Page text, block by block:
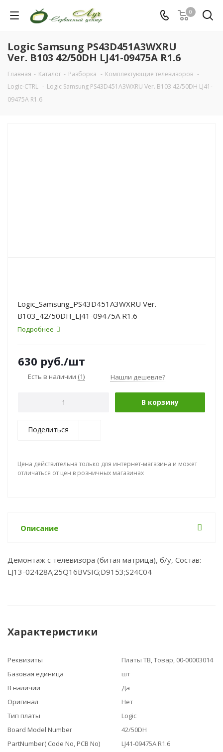
0
Logic Samsung PS43D451A3WXRU
Ver. B103 42/50DH LJ41-09475A R1.6
Главная - Каталог - Разборка - Комплектующие телевизоров -
Logic-CTRL - Logic Samsung PS43D451A3WXRU Ver. B103 42/50DH LJ41-
09475A R1.6
Logic_Samsung_PS43D451A3WXRU Ver.
B103_42/50DH_LJ41-09475A R1.6
Подробнее
630 руб./шт
Есть в наличии (1) Нашли дешевле?
В корзину
Поделиться
Цена действительна только для интернет-магазина и может
отличаться от цен в розничных магазинах
Описание
Демонтаж с телевизора (битая матрица), б/у, Состав:
LJ13-02428A;25Q16BVSIG;D9153;S24C04
Характеристики
Реквизиты
Платы ТВ, Товар, 00-00003014
Базовая единица
шт
В наличии
Да
Оригинал
Нет
Тип платы
Logic
Board Model Number
42/50DH
PartNumber( Code No, PCB No)
LJ41-09475A R1.6